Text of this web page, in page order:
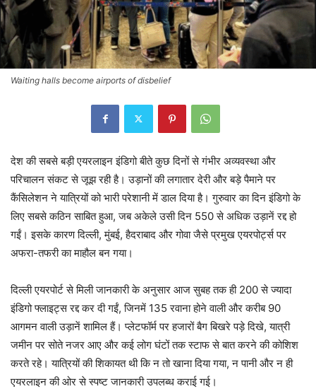
Waiting halls become airports of disbelief
देश की सबसे बड़ी एयरलाइन इंडिगो बीते कुछ दिनों से गंभीर अव्यवस्था और
परिचालन संकट से जूझ रही है। उड़ानों की लगातार देरी और बड़े पैमाने पर
कैंसिलेशन ने यात्रियों को भारी परेशानी में डाल दिया है। गुरुवार का दिन इंडिगो के
लिए सबसे कठिन साबित हुआ, जब अकेले उसी दिन 550 से अधिक उड़ानें रद्द हो
गईं। इसके कारण दिल्ली, मुंबई, हैदराबाद और गोवा जैसे प्रमुख एयरपोर्ट्स पर
अफरा-तफरी का माहौल बन गया।
दिल्ली एयरपोर्ट से मिली जानकारी के अनुसार आज सुबह तक ही 200 से ज्यादा
इंडिगो फ्लाइट्स रद्द कर दी गईं, जिनमें 135 रवाना होने वाली और करीब 90
आगमन वाली उड़ानें शामिल हैं। प्लेटफॉर्म पर हजारों बैग बिखरे पड़े दिखे, यात्री
जमीन पर सोते नजर आए और कई लोग घंटों तक स्टाफ से बात करने की कोशिश
करते रहे। यात्रियों की शिकायत थी कि न तो खाना दिया गया, न पानी और न ही
एयरलाइन की ओर से स्पष्ट जानकारी उपलब्ध कराई गई।